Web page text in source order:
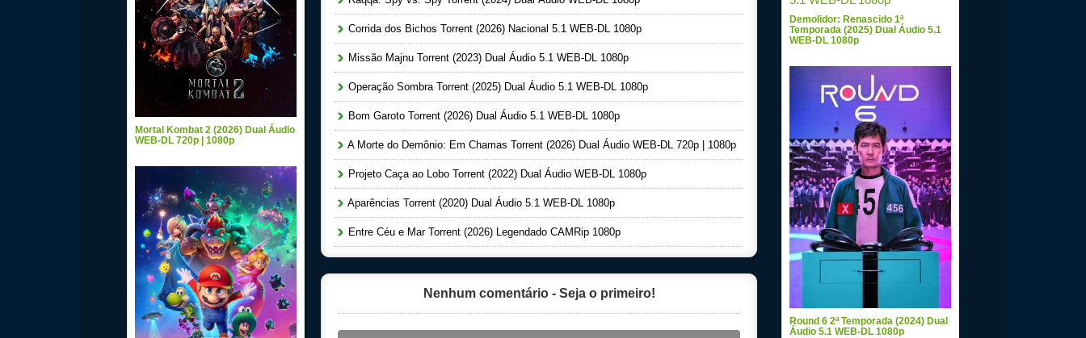
Corrida dos Bichos Torrent (2026) Nacional 5.1 WEB-DL 1080p
Missão Majnu Torrent (2023) Dual Áudio 5.1 WEB-DL 1080p
Operação Sombra Torrent (2025) Dual Áudio 5.1 WEB-DL 1080p
Bom Garoto Torrent (2026) Dual Áudio 5.1 WEB-DL 1080p
A Morte do Demônio: Em Chamas Torrent (2026) Dual Áudio WEB-DL 720p | 1080p
Projeto Caça ao Lobo Torrent (2022) Dual Áudio WEB-DL 1080p
Aparências Torrent (2020) Dual Áudio 5.1 WEB-DL 1080p
Entre Céu e Mar Torrent (2026) Legendado CAMRip 1080p
Nenhum comentário - Seja o primeiro!
Mortal Kombat 2 (2026) Dual Áudio
WEB-DL 720p | 1080p
Demolidor: Renascido 1ª
Temporada (2025) Dual Áudio 5.1
WEB-DL 1080p
Round 6 2ª Temporada (2024) Dual
Áudio 5.1 WEB-DL 1080p